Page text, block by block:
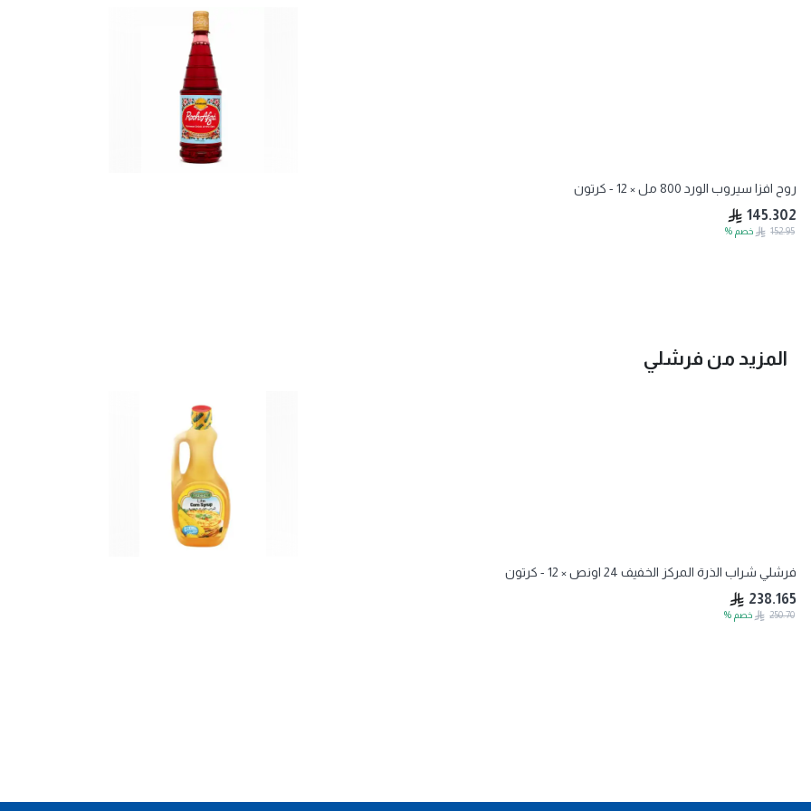
روح افزا سيروب الورد 800 مل × 12 - كرتون
145.302
152.95 خصم %
المزيد من فرشلي
فرشلي شراب الذرة المركز الخفيف 24 اونص × 12 - كرتون
238.165
250.70 خصم %